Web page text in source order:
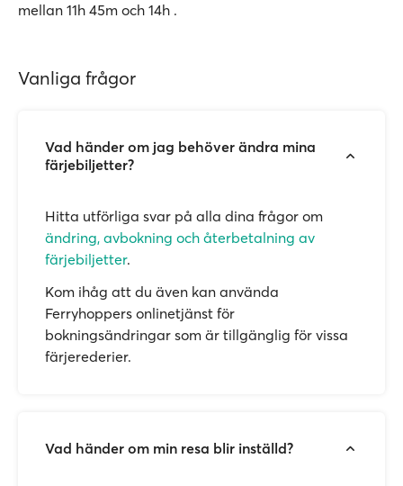
mellan 11h 45m och 14h .
Vanliga frågor
Vad händer om jag behöver ändra mina
färjebiljetter?
Hitta utförliga svar på alla dina frågor om
ändring, avbokning och återbetalning av
färjebiljetter.
Kom ihåg att du även kan använda
Ferryhoppers onlinetjänst för
bokningsändringar som är tillgänglig för vissa
färjerederier.
Vad händer om min resa blir inställd?